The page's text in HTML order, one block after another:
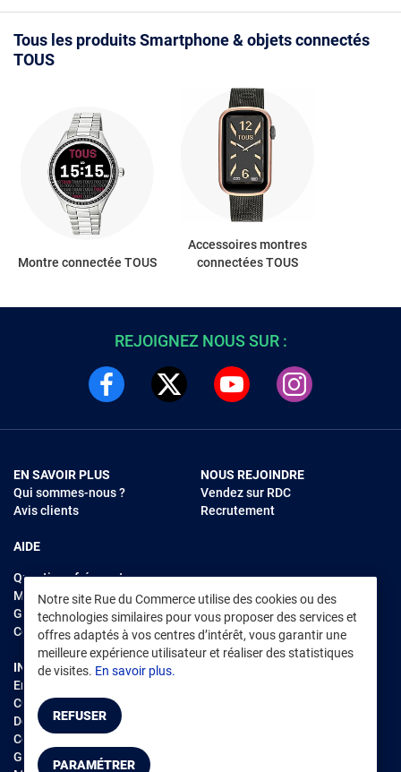
Tous les produits Smartphone & objets connectés
TOUS
Montre connectée TOUS
Accessoires montres
connectées TOUS
REJOIGNEZ NOUS SUR :
EN SAVOIR PLUS
Qui sommes-nous ?
Avis clients
AIDE
Questions fréquentes
Modes de règlements
Garantie et retours
Contacter Rue du Commerce
NOUS REJOINDRE
Vendez sur RDC
Recrutement
INFORMATIONS LÉGALES
Environnement
CGV /CGU Marketplace
Données personnelles
Cookies
Gérer mes cookies
Notre site Rue du Commerce utilise des cookies ou des
technologies similaires pour vous proposer des services et
offres adaptés à vos centres d’intérêt, vous garantir une
meilleure expérience utilisateur et réaliser des statistiques
de visites. En savoir plus.
REFUSER
PARAMÉTRER